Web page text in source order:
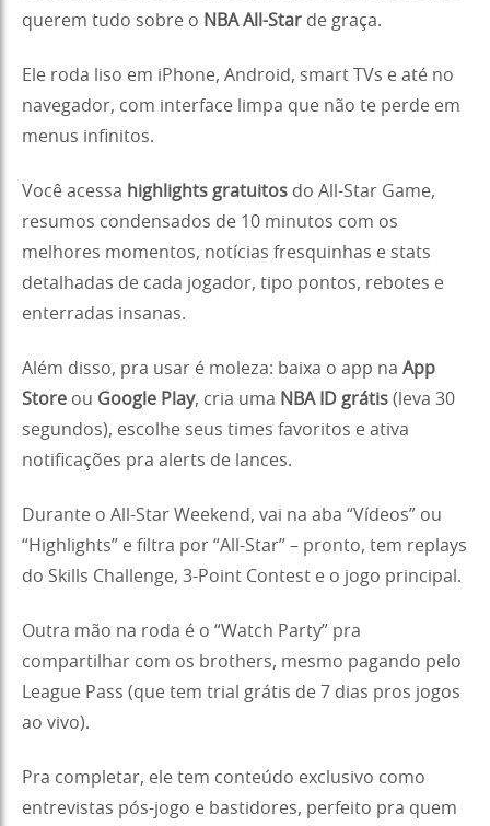
querem tudo sobre o NBA All-Star de graça.
Ele roda liso em iPhone, Android, smart TVs e até no
navegador, com interface limpa que não te perde em
menus infinitos.
Você acessa highlights gratuitos do All-Star Game,
resumos condensados de 10 minutos com os
melhores momentos, notícias fresquinhas e stats
detalhadas de cada jogador, tipo pontos, rebotes e
enterradas insanas.
Além disso, pra usar é moleza: baixa o app na App
Store ou Google Play, cria uma NBA ID grátis (leva 30
segundos), escolhe seus times favoritos e ativa
notificações pra alerts de lances.
Durante o All-Star Weekend, vai na aba “Vídeos” ou
“Highlights” e filtra por “All-Star” – pronto, tem replays
do Skills Challenge, 3-Point Contest e o jogo principal.
Outra mão na roda é o “Watch Party” pra
compartilhar com os brothers, mesmo pagando pelo
League Pass (que tem trial grátis de 7 dias pros jogos
ao vivo).
Pra completar, ele tem conteúdo exclusivo como
entrevistas pós-jogo e bastidores, perfeito pra quem